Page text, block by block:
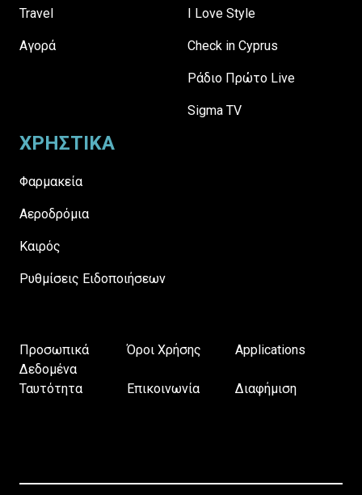
Travel
Αγορά
I Love Style
Check in Cyprus
Ράδιο Πρώτο Live
Sigma TV
ΧΡΗΣΤΙΚΑ
Φαρμακεία
Αεροδρόμια
Καιρός
Ρυθμίσεις Ειδοποιήσεων
Προσωπικά
Δεδομένα
Όροι Χρήσης Applications
Ταυτότητα Επικοινωνία Διαφήμιση